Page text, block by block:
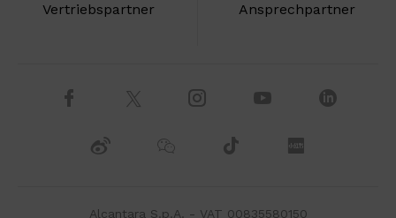
Vertriebspartner Ansprechpartner
Alcantara S.p.A. - VAT 00835580150